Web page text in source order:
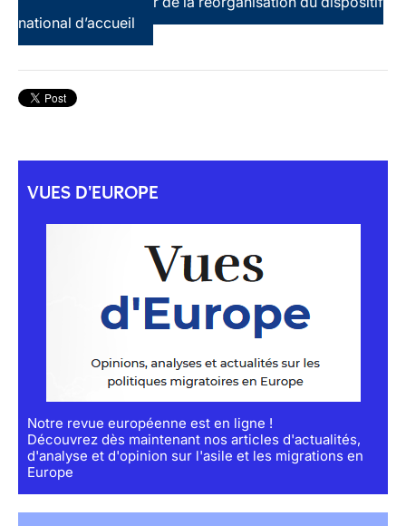
national d’accueil
VUES D'EUROPE
Notre revue européenne est en ligne !
Découvrez dès maintenant nos articles d'actualités,
d'analyse et d'opinion sur l'asile et les migrations en
Europe